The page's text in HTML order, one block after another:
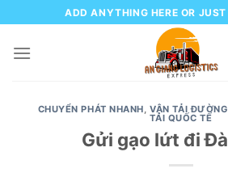
to
content
ADD ANYTHING HERE OR
CHUYỂN PHÁT NHANH,VẬN TẢI
TẢI QUỐC TẾ
Gửi gạo lứt đi